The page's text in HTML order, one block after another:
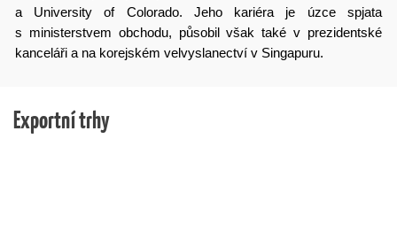
a University of Colorado. Jeho kariéra je úzce spjata
s ministerstvem obchodu, působil však také v prezidentské
kanceláři a na korejském velvyslanectví v Singapuru.
Exportní trhy